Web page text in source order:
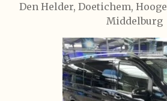
Den Helder, Doetichem,
Middelburg